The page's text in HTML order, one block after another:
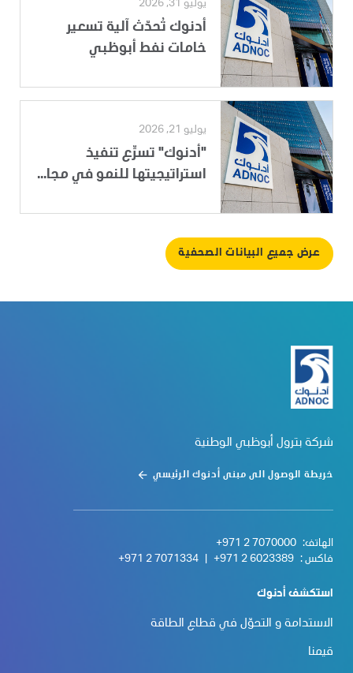
يوليو 31, 2026
أدنوك تُحدّث آلية تسعير
خامات نفط أبوظبي
يوليو 21, 2026
"أدنوك" تسرِّع تنفيذ
استراتيجيتها للنمو في مجا...
عرض جميع البيانات الصحفية
شركة بترول أبوظبي الوطنية
خريطة الوصول الى مبنى أدنوك الرئيسي
الهاتف: +971 2 7070000
فاكس : +971 2 6023389
+971 2 7071334
استكشف أدنوك
الاستدامة و التحوّل في قطاع الطاقة
قيمنا